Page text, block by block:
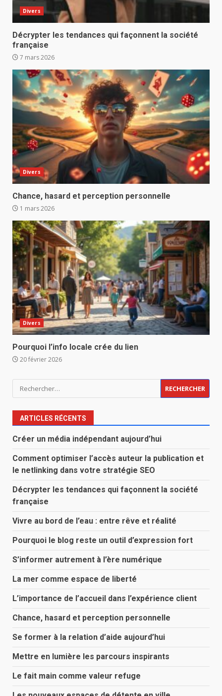
Divers
Décrypter les tendances qui façonnent la société
française
7 mars 2026
Divers
Chance, hasard et perception personnelle
1 mars 2026
Divers
Pourquoi l’info locale crée du lien
20 février 2026
Rechercher :
ARTICLES RÉCENTS
Créer un média indépendant aujourd’hui
Comment optimiser l’accès auteur la publication et
le netlinking dans votre stratégie SEO
Décrypter les tendances qui façonnent la société
française
Vivre au bord de l’eau : entre rêve et réalité
Pourquoi le blog reste un outil d’expression fort
S’informer autrement à l’ère numérique
La mer comme espace de liberté
L’importance de l’accueil dans l’expérience client
Chance, hasard et perception personnelle
Se former à la relation d’aide aujourd’hui
Mettre en lumière les parcours inspirants
Le fait main comme valeur refuge